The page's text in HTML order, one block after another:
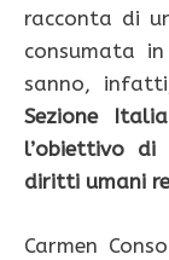
racconta di
consumata
sanno,
Sezione
l’obiettivo di
diritti umani
Carmen